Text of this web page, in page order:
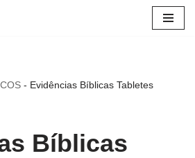
- Evidências Bíblicas Tabletes
Bíblicas